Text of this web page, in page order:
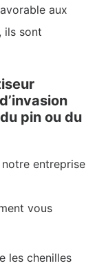
aux
ils sont
pin ou du
entreprise
vous
les chenilles